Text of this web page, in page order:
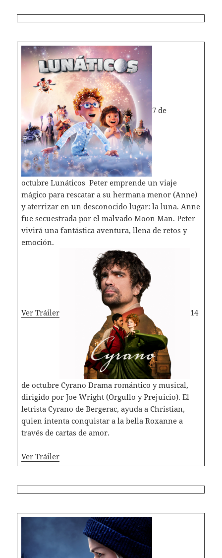
7 de
octubre Lunáticos Peter emprende un viaje
mágico para rescatar a su hermana menor (Anne)
y aterrizar en un desconocido lugar: la luna. Anne
fue secuestrada por el malvado Moon Man. Peter
vivirá una fantástica aventura, llena de retos y
emoción.
Ver Tráiler 14
de octubre Cyrano Drama romántico y musical,
dirigido por Joe Wright (Orgullo y Prejuicio). El
letrista Cyrano de Bergerac, ayuda a Christian,
quien intenta conquistar a la bella Roxanne a
través de cartas de amor.
Ver Tráiler